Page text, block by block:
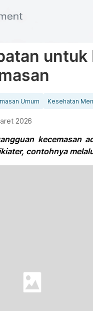
Umum Kesehatan
2026
kecemasan
contohnya